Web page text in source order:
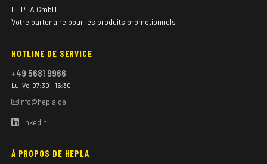
HEPLA GmbH
Votre partenaire pour les produits promotionnels
HOTLINE DE SERVICE
+49 5681 9966
Lu–Ve, 07:30 – 16:30
info@hepla.de
LinkedIn
À PROPOS DE HEPLA